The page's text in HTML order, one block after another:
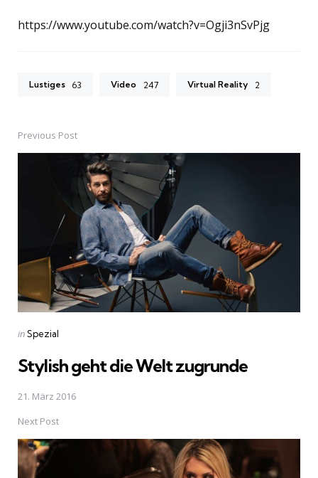
https://www.youtube.com/watch?v=Ogji3nSvPjg
Lustiges 63 Video 247 Virtual Reality 2
PostPrevious Post
Posted
inSpezial
Stylish geht die Welt zugrunde
21. März 2016
Next Post